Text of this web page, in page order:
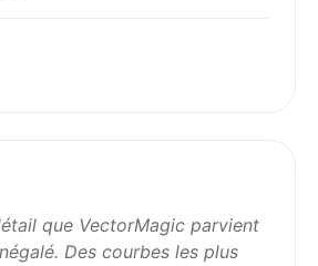
que VectorMagic parvient
Des courbes les plus